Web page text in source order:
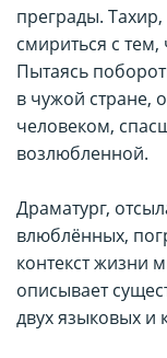
преграды.
смириться с
Пытаясь
в чужой стране,
человеком,
возлюбленной.
Драматург,
влюблённых,
контекст жизни
описывает
двух языковых и